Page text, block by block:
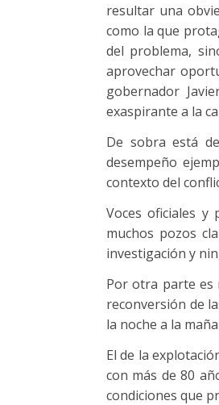
resultar una
como la que
del problema,
aprovechar
gobernador
exaspirante a la
De sobra está
desempeño
contexto del
Voces oficiales y
muchos pozos
investigación y
Por otra parte es
reconversión de
la noche a la
El de la
con más de 80
condiciones que